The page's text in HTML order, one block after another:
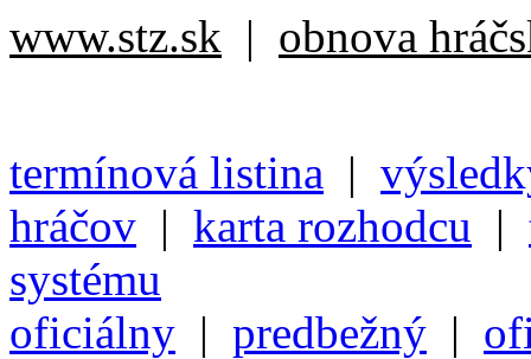
www.stz.sk | obnova
termínová listina |
hráčov | karta rozhodcu |
systému
oficiálny | predbežný |